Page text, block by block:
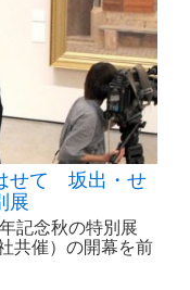
せて 坂出・せ
展
記念秋の特別展
共催）の開幕を前